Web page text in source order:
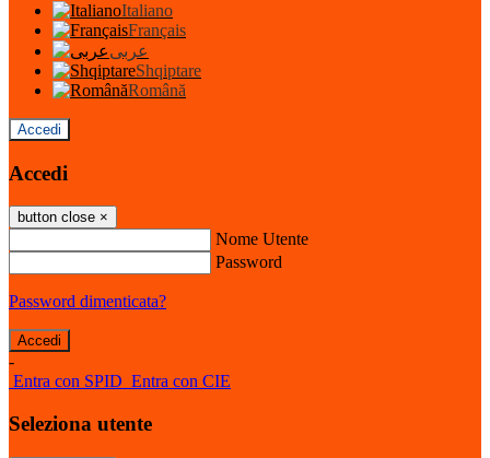
Italiano
Français
عربى
Shqiptare
Română
Accedi
Accedi
button close ×
Nome Utente
Password
Password dimenticata?
-
Entra con SPID Entra con CIE
Seleziona utente